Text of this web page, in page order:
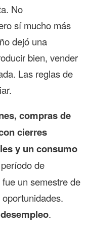
No
sí mucho más
dejó una
bien, vender
Las reglas de
compras de
cierres
les y un consumo
de
un semestre de
.